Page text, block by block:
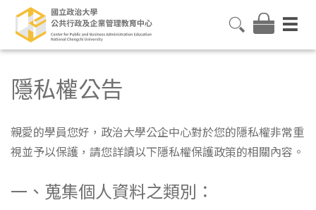
隱私權公告
親愛的學員您好，政治大學公企中心對於您的隱私權非常重
視並予以保護，請您詳讀以下隱私權保護政策的相關內容。
一、蒐集個人資料之類別：